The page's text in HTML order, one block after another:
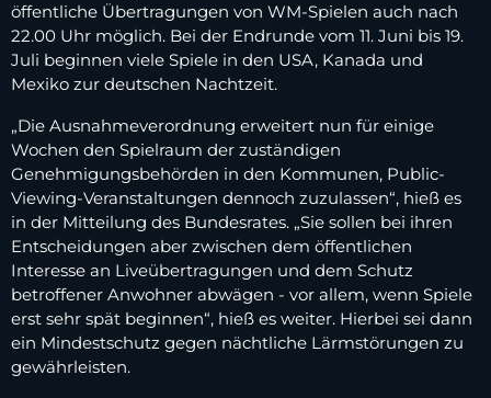
öffentliche Übertragungen von WM-Spielen auch nach
22.00 Uhr möglich. Bei der Endrunde vom 11. Juni bis 19.
Juli beginnen viele Spiele in den USA, Kanada und
Mexiko zur deutschen Nachtzeit.
„Die Ausnahmeverordnung erweitert nun für einige
Wochen den Spielraum der zuständigen
Genehmigungsbehörden in den Kommunen, Public-
Viewing-Veranstaltungen dennoch zuzulassen“, hieß es
in der Mitteilung des Bundesrates. „Sie sollen bei ihren
Entscheidungen aber zwischen dem öffentlichen
Interesse an Liveübertragungen und dem Schutz
betroffener Anwohner abwägen - vor allem, wenn Spiele
erst sehr spät beginnen“, hieß es weiter. Hierbei sei dann
ein Mindestschutz gegen nächtliche Lärmstörungen zu
gewährleisten.